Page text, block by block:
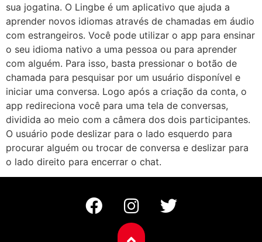
sua jogatina. O Lingbe é um aplicativo que ajuda a
aprender novos idiomas através de chamadas em áudio
com estrangeiros. Você pode utilizar o app para ensinar
o seu idioma nativo a uma pessoa ou para aprender
com alguém. Para isso, basta pressionar o botão de
chamada para pesquisar por um usuário disponível e
iniciar uma conversa. Logo após a criação da conta, o
app redireciona você para uma tela de conversas,
dividida ao meio com a câmera dos dois participantes.
O usuário pode deslizar para o lado esquerdo para
procurar alguém ou trocar de conversa e deslizar para
o lado direito para encerrar o chat.